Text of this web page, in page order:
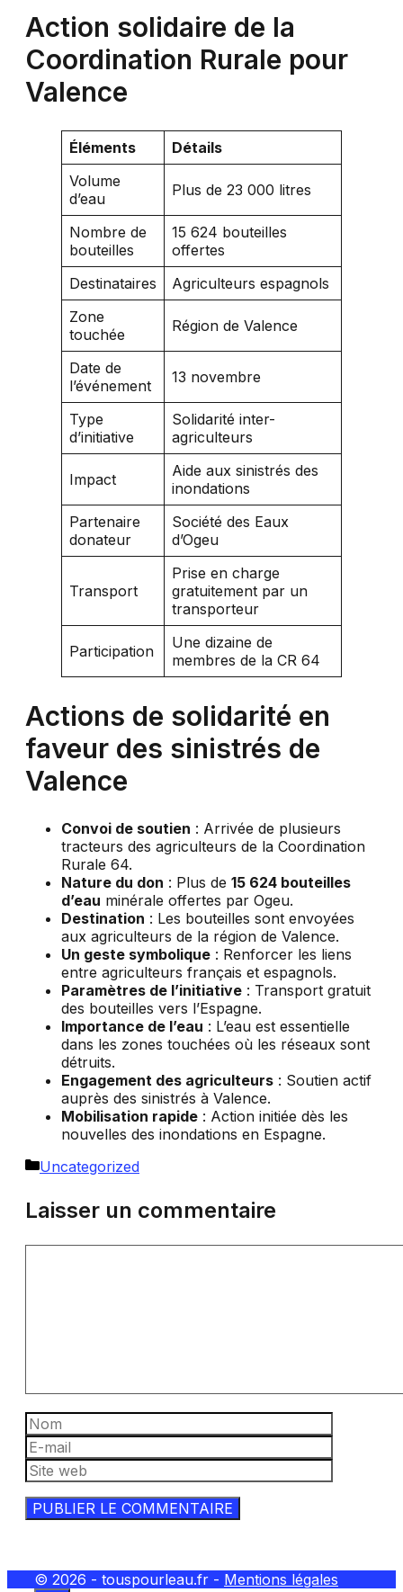
Action solidaire de la
Coordination Rurale pour
Valence
Éléments
Détails
Volume
d’eau
Plus de 23 000 litres
Nombre de
bouteilles
15 624 bouteilles
offertes
Destinataires
Agriculteurs espagnols
Zone
touchée
Région de Valence
Date de
l’événement
13 novembre
Type
d’initiative
Solidarité inter-
agriculteurs
Impact
Aide aux sinistrés des
inondations
Partenaire
donateur
Société des Eaux
d’Ogeu
Transport
Prise en charge
gratuitement par un
transporteur
Participation
Une dizaine de
membres de la CR 64
Actions de solidarité en
faveur des sinistrés de
Valence
Convoi de soutien : Arrivée de plusieurs
tracteurs des agriculteurs de la Coordination
Rurale 64.
Nature du don : Plus de 15 624 bouteilles
d’eau minérale offertes par Ogeu.
Destination : Les bouteilles sont envoyées
aux agriculteurs de la région de Valence.
Un geste symbolique : Renforcer les liens
entre agriculteurs français et espagnols.
Paramètres de l’initiative : Transport gratuit
des bouteilles vers l’Espagne.
Importance de l’eau : L’eau est essentielle
dans les zones touchées où les réseaux sont
détruits.
Engagement des agriculteurs : Soutien actif
auprès des sinistrés à Valence.
Mobilisation rapide : Action initiée dès les
nouvelles des inondations en Espagne.
Catégories
Uncategorized
Laisser un commentaire
Nom
mail
web
© 2026 - touspourleau.fr - Mentions légales